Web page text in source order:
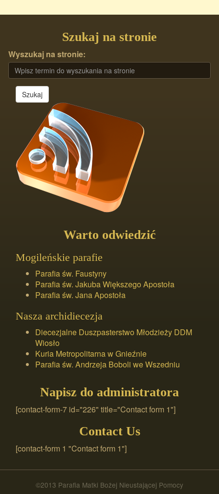
Szukaj na stronie
Wyszukaj na stronie:
Szukaj
Warto odwiedzić
Mogileńskie parafie
Parafia św. Faustyny
Parafia św. Jakuba Większego Apostoła
Parafia św. Jana Apostoła
Nasza archidiecezja
Diecezjalne Duszpasterstwo Młodzieży DDM
Wiosło
Kuria Metropolitarna w Gnieźnie
Parafia św. Andrzeja Boboli we Wszedniu
Napisz do administratora
[contact-form-7 id="226" title="Contact form 1"]
Contact Us
[contact-form 1 "Contact form 1"]
©2013 Parafia Matki Bożej Nieustającej Pomocy